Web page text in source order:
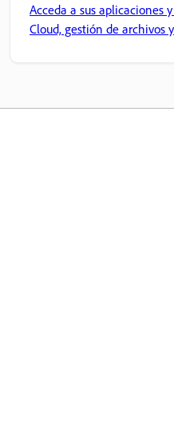
Acceda a sus aplicaciones
Cloud, gestión de archivos